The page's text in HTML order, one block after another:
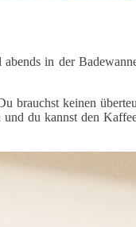
in der
brauchst keinen
du kannst den